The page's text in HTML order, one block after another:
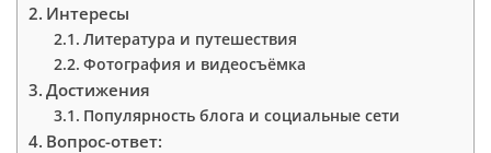
Интересы
Литература и путешествия
Фотография и видеосъёмка
Достижения
Популярность блога и социальные сети
Вопрос-ответ: